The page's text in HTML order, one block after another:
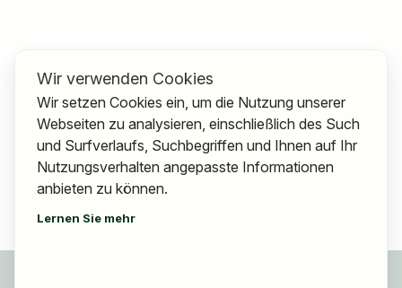
Wir verwenden Cookies
Wir setzen Cookies ein, um die Nutzung unserer
Webseiten zu analysieren, einschließlich des Such
und Surfverlaufs, Suchbegriffen und Ihnen auf Ihr
Nutzungsverhalten angepasste Informationen
anbieten zu können.
Lernen Sie mehr